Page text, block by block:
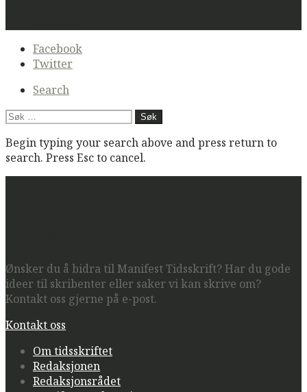
Secondary
navigation
Facebook
Twitter
Search
Søk
Begin typing your search above and press return to
search. Press Esc to cancel.
Ønsker du å bidra til Manifest Tidsskrift? Har du gode
ideer til skribenter eller saker vi kan skrive om?
Kontakt oss gjerne på e-post.
Kontakt oss
Om tidsskriftet
Redaksjonen
Redaksjonsrådet